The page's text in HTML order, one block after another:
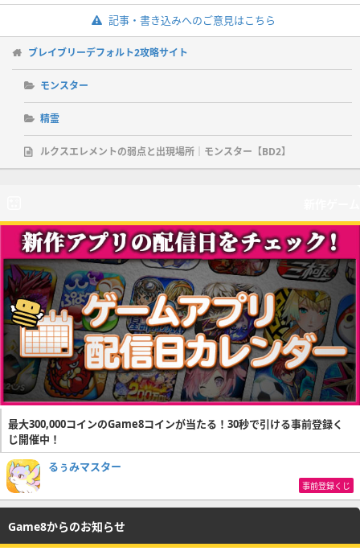
記事・書き込みへのご意見はこちら
ブレイブリーデフォルト2攻略サイト
モンスター
精霊
ルクスエレメントの弱点と出現場所｜モンスター【BD2】
最大300,000コインのGame8コインが当たる！30秒で引ける事前登録く
じ開催中！
るぅみマスター
事前登録くじ
Game8からのお知らせ